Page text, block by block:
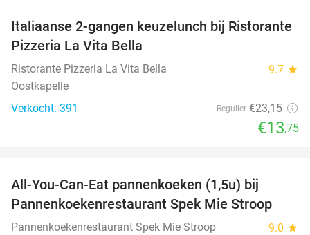
41%
Italiaanse 2-gangen keuzelunch bij Ristorante
Pizzeria La Vita Bella
Ristorante Pizzeria La Vita Bella 9.7 star
Oostkapelle
Verkocht: 391
Regulier €23,15
€13,75
All-You-Can-Eat pannenkoeken (1,5u) bij
Pannenkoekenrestaurant Spek Mie Stroop
Pannenkoekenrestaurant Spek Mie Stroop 9.0 star